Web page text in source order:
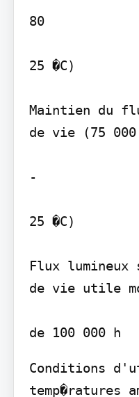
80
25 �C)
Maintien du
de vie (75
-
25 �C)
Flux
de vie utile
Conditions
temp�ratures